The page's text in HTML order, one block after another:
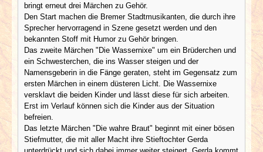
bringt erneut drei Märchen zu Gehör.
Den Start machen die Bremer Stadtmusikanten, die durch ihre
Sprecher hervorragend in Szene gesetzt werden und den
bekannten Stoff mit Humor zu Gehör bringen.
Das zweite Märchen "Die Wassernixe" um ein Brüderchen und
ein Schwesterchen, die ins Wasser steigen und der
Namensgeberin in die Fänge geraten, steht im Gegensatz zum
ersten Märchen in einem düsteren Licht. Die Wassernixe
versklavt die beiden Kinder und lässt diese für sich arbeiten.
Erst im Verlauf können sich die Kinder aus der Situation
befreien.
Das letzte Märchen "Die wahre Braut" beginnt mit einer bösen
Stiefmutter, die mit aller Macht ihre Stieftochter Gerda